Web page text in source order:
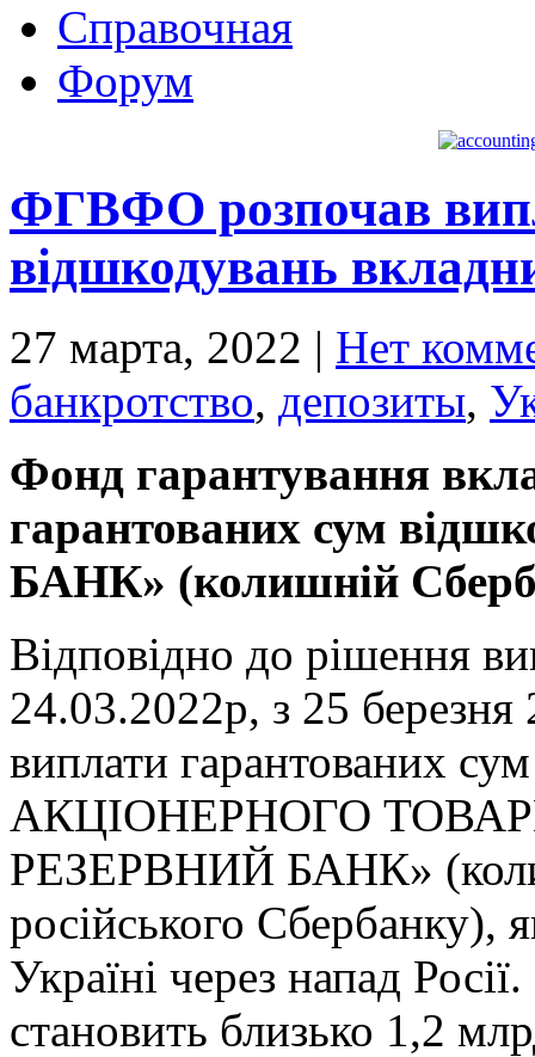
Справочная
Форум
ФГВФО розпочав
відшкодувань
27 марта, 2022 | Нет
банкротство, депозиты,
Фонд гарантування
гарантованих сум
БАНК» (колишній
Відповідно до рішення
24.03.2022р, з 25
виплати гарантованих
АКЦІОНЕРНОГО
РЕЗЕРВНИЙ БАНК»
російського Сбербанку),
Україні через напад
становить близько 1,2